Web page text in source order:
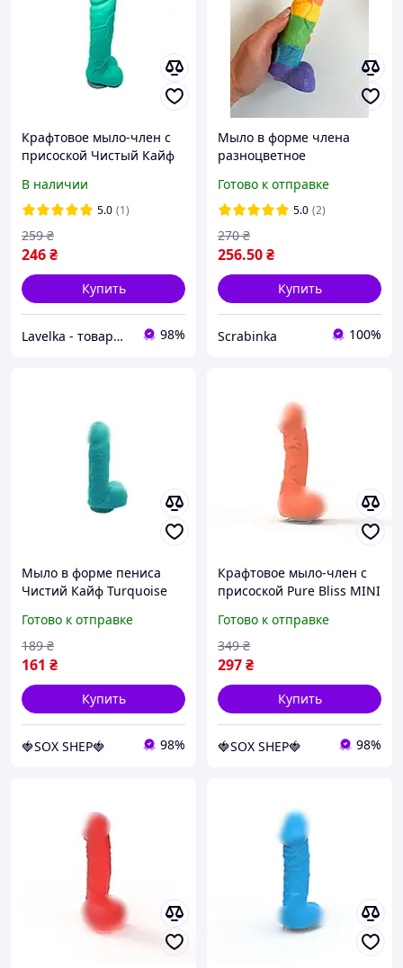
Крафтовое мыло-член с
присоской Чистый Кайф
натуральное
В наличии
5.0 (1)
246₴
259 ₴
Купить
Lavelka - товары для удовольствия 98%
Мыло в форме члена
разноцветное
Готово к отправке
5.0 (2)
256.50₴
270 ₴
Купить
Scrabinka 100%
Мыло в форме пениса
Чистий Кайф Turquoise
член, натуральное
Готово к отправке
161 ₴
189 ₴
Купить
🍓SOX SHEP🍓 98%
Крафтовое мыло-член с
присоской Pure Bliss MINI
Готово к отправке
297₴
349 ₴
Купить
🍓SOX SHEP🍓 98%